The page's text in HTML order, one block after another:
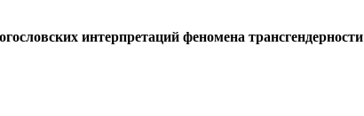
интерпретаций феномена трансгендерности